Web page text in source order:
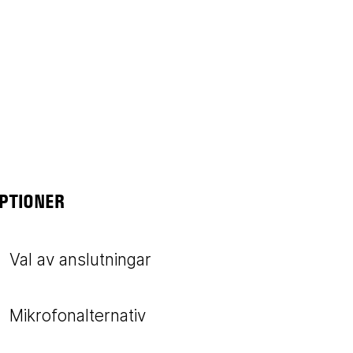
Val av anslutningar
Mikrofonalternativ